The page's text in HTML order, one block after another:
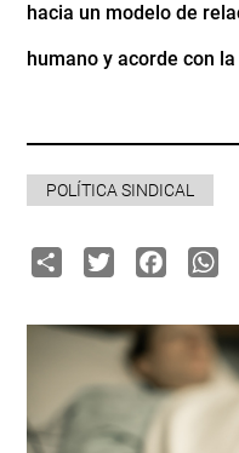
hacia un modelo de
humano y acorde con
POLÍTICA SINDICAL
ShareTwitter